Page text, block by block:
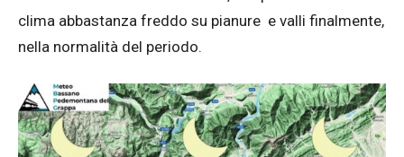
clima abbastanza freddo su pianure e valli finalmente,
nella normalità del periodo.